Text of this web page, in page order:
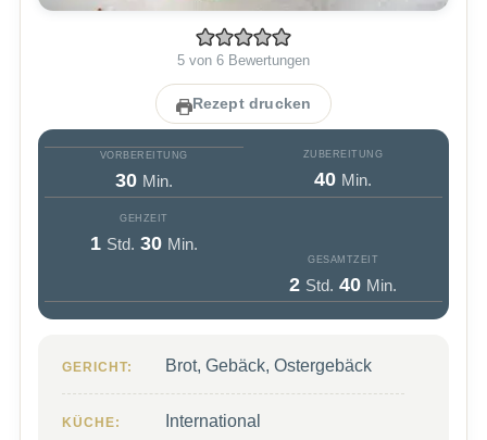
5 von 6 Bewertungen
Rezept drucken
VORBEREITUNG
30Minuten
Min.
ZUBEREITUNG
40Minuten
Min.
GEHZEIT
1Stunde
Std. 30Minuten
Min.
GESAMTZEIT
2Stunden
Std. 40Minuten
Min.
GERICHT: Brot, Gebäck, Ostergebäck
KÜCHE: International